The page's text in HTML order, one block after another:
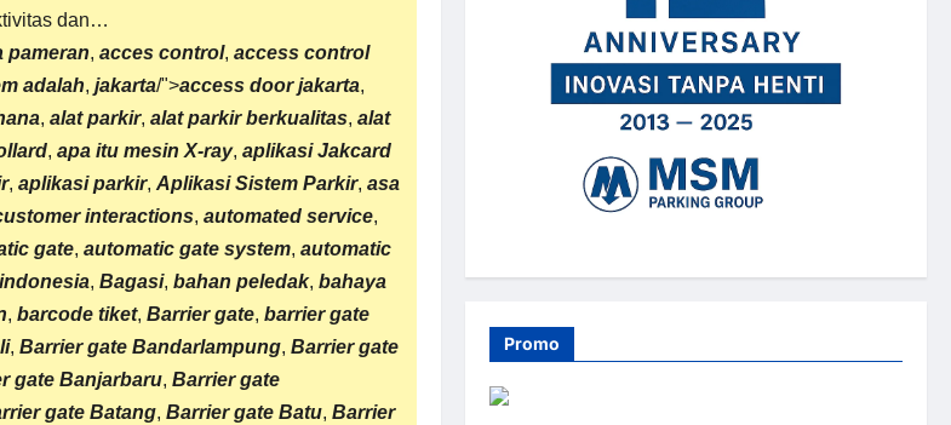
dan…
pameran, acces control, access control
adalah, jakarta/">access door jakarta,
, alat parkir, alat parkir berkualitas, alat
, apa itu mesin X-ray, aplikasi Jakcard
, aplikasi parkir, Aplikasi Sistem Parkir, asa
interactions, automated service,
gate, automatic gate system, automatic
, Bagasi, bahan peledak, bahaya
, barcode tiket, Barrier gate, barrier gate
, Barrier gate Bandarlampung, Barrier gate
gate Banjarbaru, Barrier gate
gate Batang, Barrier gate Batu, Barrier
Promo